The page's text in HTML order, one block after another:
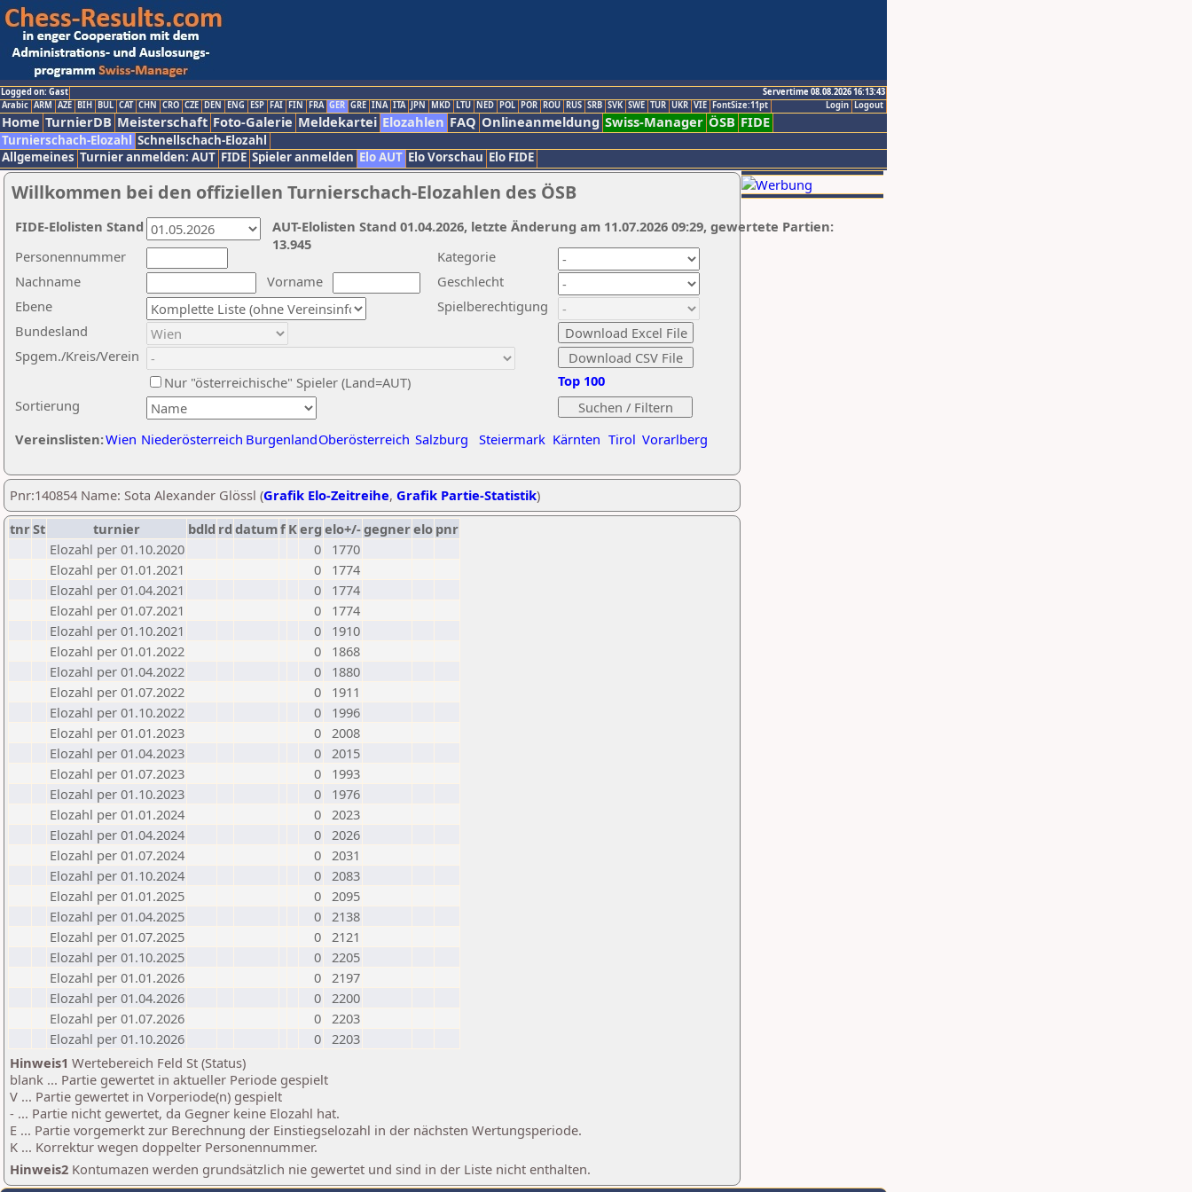
Logged on: Gast
Servertime 08.08.2026 16:13:43
Logout
Login
Arabic ARM AZE BIH BUL CAT CHN CRO CZE DEN ENG ESP FAI FIN FRA GER GRE INA ITA JPN MKD LTU NED POL POR ROU RUS SRB SVK SWE TUR UKR VIE FontSize:11pt
Home TurnierDB Meisterschaft Foto-Galerie Meldekartei Elozahlen FAQ Onlineanmeldung Swiss-Manager ÖSB FIDE
Turnierschach-Elozahl Schnellschach-Elozahl
Allgemeines Turnier anmelden: AUT FIDE Spieler anmelden Elo AUT Elo Vorschau Elo FIDE
Willkommen bei den offiziellen Turnierschach-Elozahlen des ÖSB
Nachname
Vorname
Ebene
Kategorie
Sortierung
Personennummer
Bundesland
Spgem./Kreis/Verein
Geschlecht
Nur "österreichische" Spieler (Land=AUT)
Spielberechtigung
Vereinslisten:Wien Niederösterreich BurgenlandOberösterreich Salzburg Steiermark Kärnten Tirol Vorarlberg
Top 100
AUT-Elolisten Stand 01.04.2026, letzte Änderung am 11.07.2026 09:29, gewertete Partien:
13.945
FIDE-Elolisten Stand
Pnr:140854 Name: Sota Alexander Glössl (Grafik Elo-Zeitreihe, Grafik Partie-Statistik)
tnrSt turnier bdld rd datumf Kerg elo+/-gegnerelo pnr
Elozahl per 01.10.2020
0
1770
Elozahl per 01.01.2021
0
1774
Elozahl per 01.04.2021
0
1774
Elozahl per 01.07.2021
0
1774
Elozahl per 01.10.2021
0
1910
Elozahl per 01.01.2022
0
1868
Elozahl per 01.04.2022
0
1880
Elozahl per 01.07.2022
0
1911
Elozahl per 01.10.2022
0
1996
Elozahl per 01.01.2023
0 2008
Elozahl per 01.04.2023
0 2015
Elozahl per 01.07.2023
0
1993
Elozahl per 01.10.2023
0
1976
Elozahl per 01.01.2024
0 2023
Elozahl per 01.04.2024
0 2026
Elozahl per 01.07.2024
0 2031
Elozahl per 01.10.2024
0 2083
Elozahl per 01.01.2025
0 2095
Elozahl per 01.04.2025
0 2138
Elozahl per 01.07.2025
0 2121
Elozahl per 01.10.2025
0 2205
Elozahl per 01.01.2026
0 2197
Elozahl per 01.04.2026
0 2200
Elozahl per 01.07.2026
0 2203
Elozahl per 01.10.2026
0 2203
Hinweis1 Wertebereich Feld St (Status)
blank ... Partie gewertet in aktueller Periode gespielt
V ... Partie gewertet in Vorperiode(n) gespielt
- ... Partie nicht gewertet, da Gegner keine Elozahl hat.
E ... Partie vorgemerkt zur Berechnung der Einstiegselozahl in der nächsten Wertungsperiode.
K ... Korrektur wegen doppelter Personennummer.
Hinweis2 Kontumazen werden grundsätzlich nie gewertet und sind in der Liste nicht enthalten.